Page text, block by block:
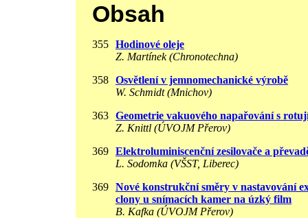
Obsah
355 Hodinové oleje
Z. Martínek (Chronotechna)
358 Osvětlení v jemnomechanické výrobě
W. Schmidt (Mnichov)
363 Geometrie vakuového napařování s
Z. Knittl (ÚVOJM Přerov)
369 Elektroluminiscenční zesilovače a
L. Sodomka (VŠST, Liberec)
369 Nové konstrukční směry v nastavování
clony u snímacích kamer na úzký film
B. Kafka (ÚVOJM Přerov)